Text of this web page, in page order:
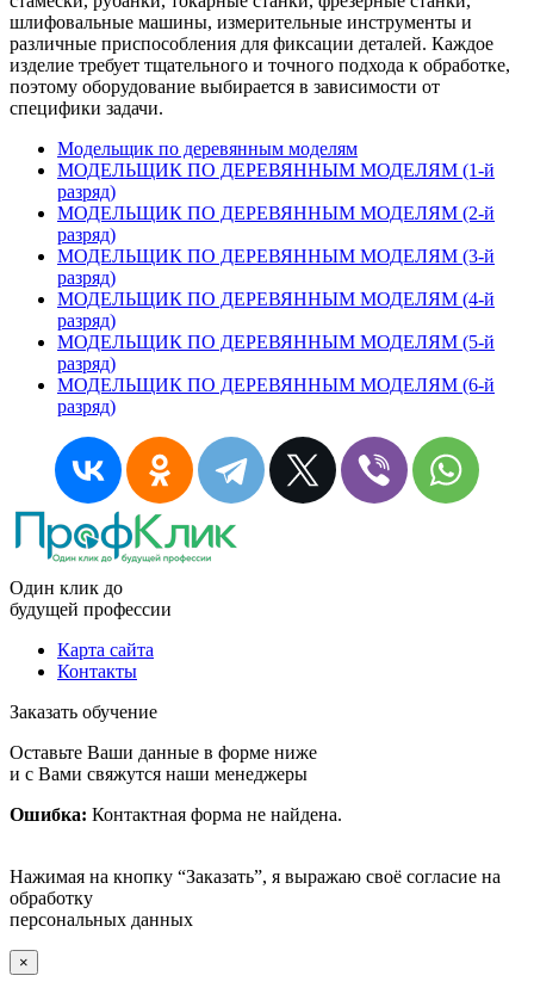
шлифовальные машины, измерительные инструменты и
различные приспособления для фиксации деталей. Каждое
изделие требует тщательного и точного подхода к обработке,
поэтому оборудование выбирается в зависимости от
специфики задачи.
Модельщик по деревянным моделям
МОДЕЛЬЩИК ПО ДЕРЕВЯННЫМ МОДЕЛЯМ (1-й
разряд)
МОДЕЛЬЩИК ПО ДЕРЕВЯННЫМ МОДЕЛЯМ (2-й
разряд)
МОДЕЛЬЩИК ПО ДЕРЕВЯННЫМ МОДЕЛЯМ (3-й
разряд)
МОДЕЛЬЩИК ПО ДЕРЕВЯННЫМ МОДЕЛЯМ (4-й
разряд)
МОДЕЛЬЩИК ПО ДЕРЕВЯННЫМ МОДЕЛЯМ (5-й
разряд)
МОДЕЛЬЩИК ПО ДЕРЕВЯННЫМ МОДЕЛЯМ (6-й
разряд)
Один клик до
будущей профессии
Карта сайта
Контакты
Заказать обучение
Оставьте Ваши данные в форме ниже
и с Вами свяжутся наши менеджеры
Ошибка: Контактная форма не найдена.
Нажимая на кнопку “Заказать”, я выражаю своё согласие на
обработку
персональных данных
×